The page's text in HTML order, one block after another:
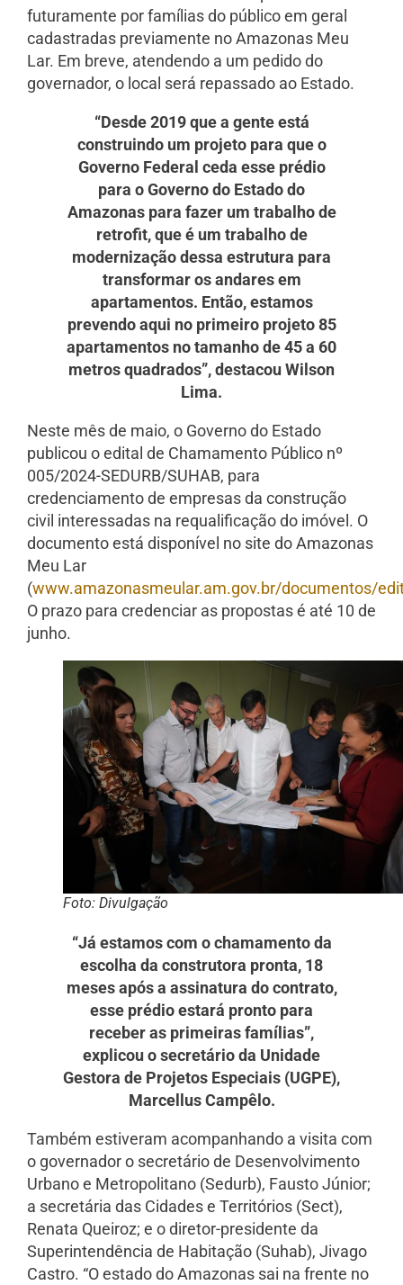
futuramente por famílias do público em geral
cadastradas previamente no Amazonas Meu
Lar. Em breve, atendendo a um pedido do
governador, o local será repassado ao Estado.
“Desde 2019 que a gente está
construindo um projeto para que o
Governo Federal ceda esse prédio
para o Governo do Estado do
Amazonas para fazer um trabalho de
retrofit, que é um trabalho de
modernização dessa estrutura para
transformar os andares em
apartamentos. Então, estamos
prevendo aqui no primeiro projeto 85
apartamentos no tamanho de 45 a 60
metros quadrados”, destacou Wilson
Lima.
Neste mês de maio, o Governo do Estado
publicou o edital de Chamamento Público nº
005/2024-SEDURB/SUHAB, para
credenciamento de empresas da construção
civil interessadas na requalificação do imóvel. O
documento está disponível no site do Amazonas
Meu Lar
(www.amazonasmeular.am.gov.br/documentos/
O prazo para credenciar as propostas é até 10 de
junho.
Foto: Divulgação
“Já estamos com o chamamento da
escolha da construtora pronta, 18
meses após a assinatura do contrato,
esse prédio estará pronto para
receber as primeiras famílias”,
explicou o secretário da Unidade
Gestora de Projetos Especiais (UGPE),
Marcellus Campêlo.
Também estiveram acompanhando a visita com
o governador o secretário de Desenvolvimento
Urbano e Metropolitano (Sedurb), Fausto Júnior;
a secretária das Cidades e Territórios (Sect),
Renata Queiroz; e o diretor-presidente da
Superintendência de Habitação (Suhab), Jivago
Castro. “O estado do Amazonas sai na frente no